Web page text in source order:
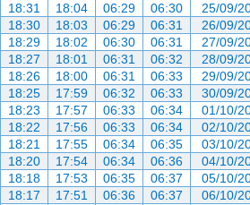
25/09/
06:30
06:29
18:04
18:31
26/09/
06:31
06:29
18:03
18:30
27/09/
06:31
06:30
18:02
18:29
28/09/
06:32
06:31
18:01
18:27
29/09/
06:33
06:31
18:00
18:26
30/09/
06:33
06:32
17:59
18:25
01/10/
06:34
06:33
17:57
18:23
02/10/
06:34
06:33
17:56
18:22
03/10/
06:35
06:34
17:55
18:21
04/10/
06:36
06:34
17:54
18:20
05/10/
06:37
06:35
17:53
18:18
06/10/
06:37
06:36
17:51
18:17